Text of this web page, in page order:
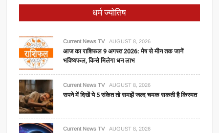
धर्म ज्योतिष
Current News TV AUGUST 8, 2026
आज का राशिफल 9 अगस्त 2026: मेष से मीन तक जानें
भविष्यफल, किसे मिलेगा धन लाभ
Current News TV AUGUST 8, 2026
सपने में दिखें ये 5 संकेत तो समझें जल्द चमक सकती है किस्मत
Current News TV AUGUST 8, 2026